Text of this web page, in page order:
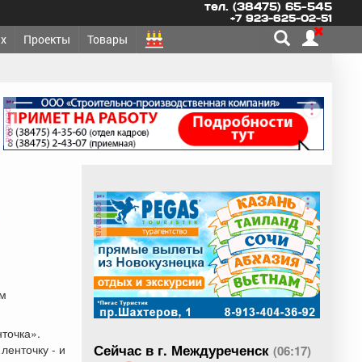
тел. (38475) 65-545
+7 923-625-02-51
Проекты Товары
реклама
- и
реклама
Сейчас в г. Междуреченск (06:17)